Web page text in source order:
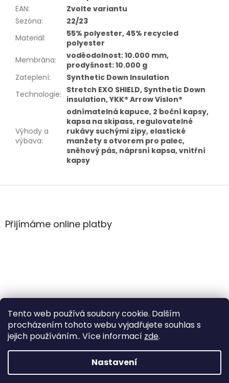
Tento web používá soubory cookie. Dalším
procházením tohoto webu vyjadřujete souhlas s
jejich používáním.. Více informací zde.
Nastavení
EAN:
Zvolte variantu
Sezóna:
22/23
Materiál:
55% polyester, 45% recycled
polyester
Membrána:
voděodolnost: 10.000 mm,
prodyšnost: 10.000 g
Zateplení:
Synthetic Down Insulation
Technologie: Stretch EXO SHIELD, Synthetic Down
insulation, YKK® Arrow Vislon®
Výhody a
výbava:
odnímatelná kapuce, 2 boční kapsy,
kapsa na skipass, regulovatelné
rukávy suchými zipy, elastické
manžety s otvorem pro palec,
sněhový pás, náprsní kapsa, vnitřní
kapsy
Z
aPřijímáme online platby
Vytvořil Shoptet